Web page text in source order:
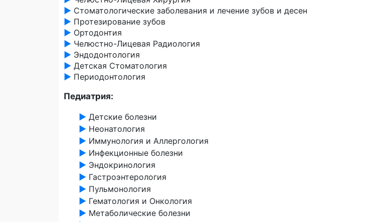
► Стоматологические заболевания и лечение зубов и десен
► Протезирование зубов
► Ортодонтия
► Челюстно-Лицевая Радиология
► Эндодонтология
► Детская Стоматология
► Периодонтология
Педиатрия:
► Детские болезни
► Неонатология
► Иммунология и Аллергология
► Инфекционные болезни
► Эндокринология
► Гастроэнтерология
► Пульмонология
► Гематология и Онкология
► Метаболические болезни